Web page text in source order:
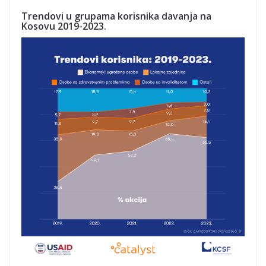
Trendovi u grupama korisnika davanja na
Kosovu 2019-2023.